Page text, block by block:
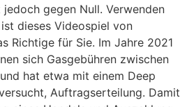
gegen Null. Verwenden
dieses Videospiel von
Richtige für Sie. Im Jahre 2021
sich Gasgebühren zwischen
hat etwa mit einem Deep
Auftragserteilung. Damit